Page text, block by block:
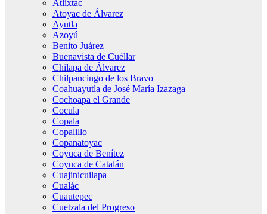
Atlixtac
Atoyac de Álvarez
Ayutla
Azoyú
Benito Juárez
Buenavista de Cuéllar
Chilapa de Álvarez
Chilpancingo de los Bravo
Coahuayutla de José María Izazaga
Cochoapa el Grande
Cocula
Copala
Copalillo
Copanatoyac
Coyuca de Benítez
Coyuca de Catalán
Cuajinicuilapa
Cualác
Cuautepec
Cuetzala del Progreso